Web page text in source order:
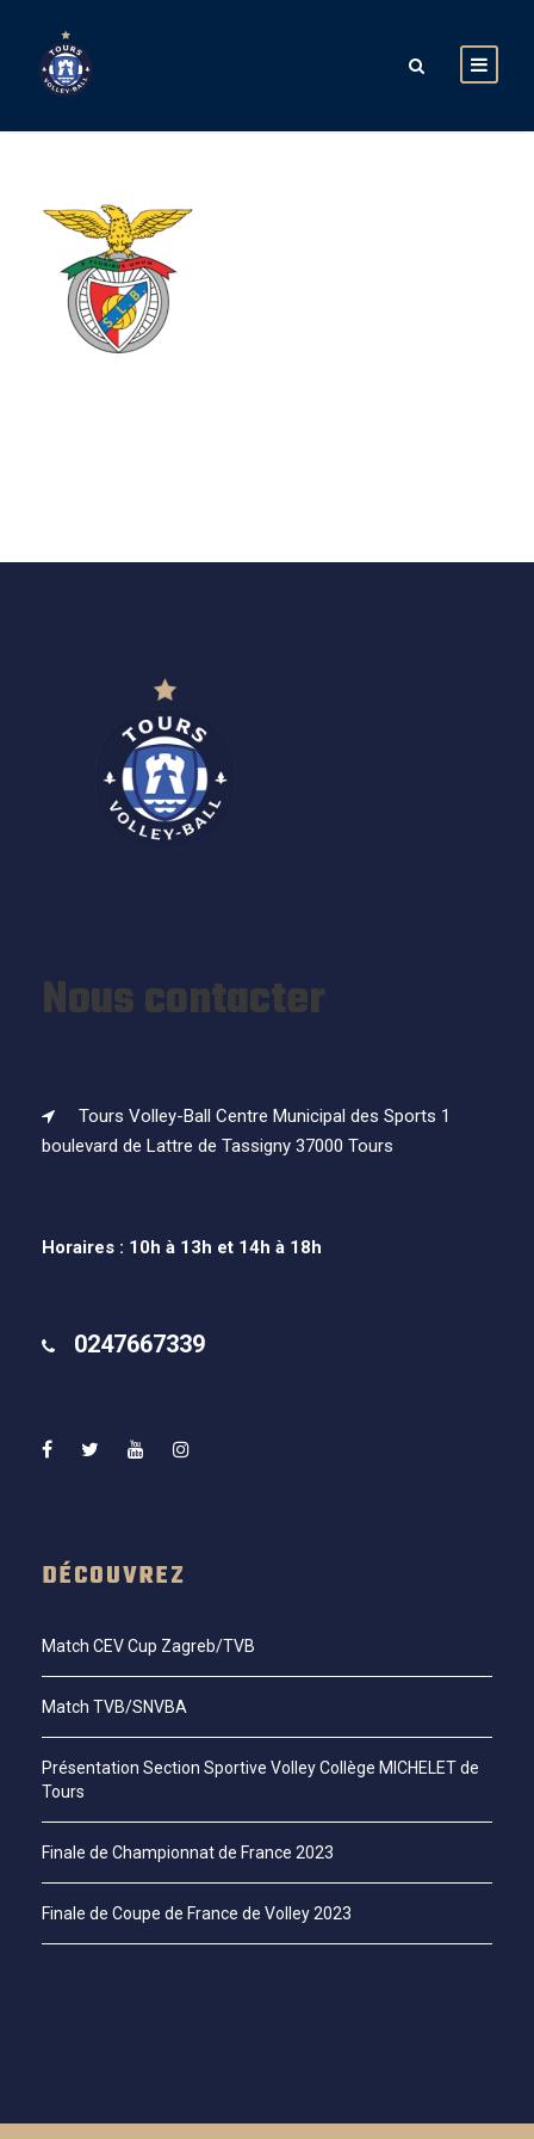
Nous contacter
Tours Volley-Ball Centre Municipal des Sports 1
boulevard de Lattre de Tassigny 37000 Tours
Horaires : 10h à 13h et 14h à 18h
0247667339
DÉCOUVREZ
Match CEV Cup Zagreb/TVB
Match TVB/SNVBA
Présentation Section Sportive Volley Collège MICHELET de
Tours
Finale de Championnat de France 2023
Finale de Coupe de France de Volley 2023